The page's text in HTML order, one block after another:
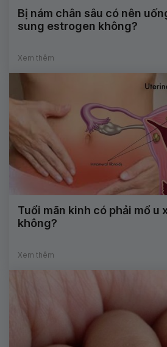
Bị nám chân sâu có nên
sung estrogen không?
Xem thêm
Tuổi mãn kinh có phải mổ u
không?
Xem thêm